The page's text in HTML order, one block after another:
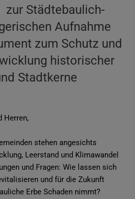
zur Städtebaulich-
Aufnahme
zum Schutz und
historischer
Stadtkerne
Herren,
stehen angesichts
Leerstand und Klimawandel
und Fragen: Wie lassen sich
und für die Zukunft
Erbe Schaden nimmt?